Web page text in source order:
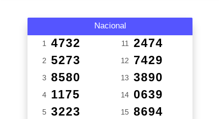
Nacional
1 4732
2 5273
3 8580
4 1175
5 3223
11 2474
12 7429
13 3890
14 0639
15 8694